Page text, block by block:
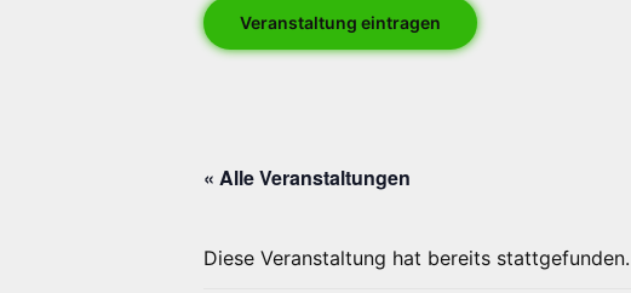
Veranstaltung eintragen
« Alle Veranstaltungen
Diese Veranstaltung hat bereits stattgefunden.